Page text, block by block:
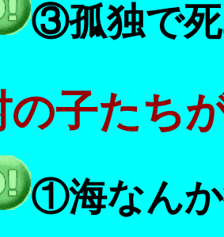
③孤独で
の子たち
①海なん